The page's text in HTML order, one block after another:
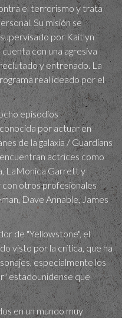
el terrorismo y trata
Su misión se
por Kaitlyn
con una agresiva
y entrenado. La
real ideado por el
episodios
por actuar en
de la galaxia / Guardians
actrices como
LaMonica Garrett y
otros profesionales
Dave Annable, James
de "Yellowstone", el
visto por la crítica, que ha
especialmente los
estadounidense que
en un mundo muy